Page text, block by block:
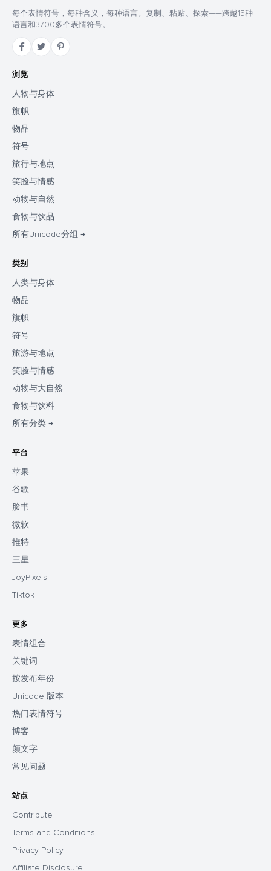
每个表情符号，每种含义，每种语言。复制、粘贴、探索——跨越15种
语言和3700多个表情符号。
浏览
人物与身体
旗帜
物品
符号
旅行与地点
笑脸与情感
动物与自然
食物与饮品
所有Unicode分组 →
类别
人类与身体
物品
旗帜
符号
旅游与地点
笑脸与情感
动物与大自然
食物与饮料
所有分类 →
平台
苹果
谷歌
脸书
微软
推特
三星
JoyPixels
Tiktok
更多
表情组合
关键词
按发布年份
Unicode 版本
热门表情符号
博客
颜文字
常见问题
站点
Contribute
Terms and Conditions
Privacy Policy
Affiliate Disclosure